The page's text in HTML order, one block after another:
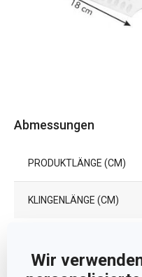
Wir
Abmessungen
PRODUKTLÄNGE (CM)
KLINGENLÄNGE (CM)
Andere Parameter